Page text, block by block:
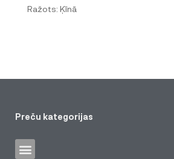
Ražots: Ķīnā
Preču kategorijas